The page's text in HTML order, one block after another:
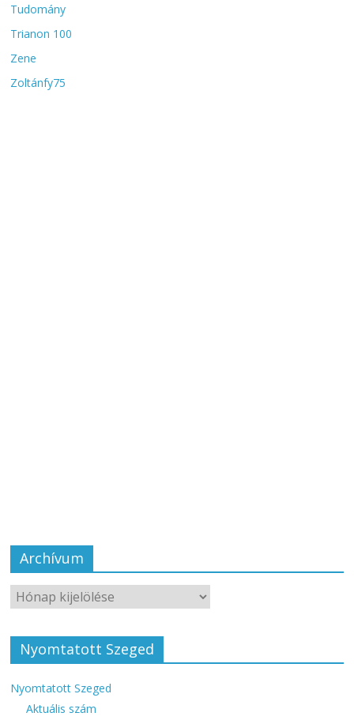
Tudomány
Trianon 100
Zene
Zoltánfy75
Archívum
Nyomtatott Szeged
Nyomtatott Szeged
Aktuális szám